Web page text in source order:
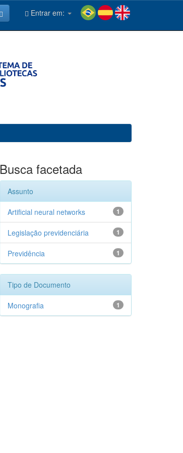
Entrar em:
Busca facetada
Assunto
1
Artificial neural networks
1
Legislação previdenciária
1
Previdência
Tipo de Documento
1
Monografia